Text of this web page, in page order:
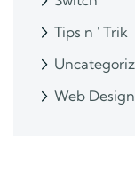
Tips n ' Trik
Web Design